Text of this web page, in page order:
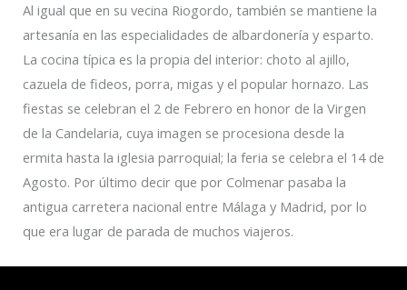
Al igual que en su vecina Riogordo, también se mantiene la
artesanía en las especialidades de albardonería y esparto.
La cocina típica es la propia del interior: choto al ajillo,
cazuela de fideos, porra, migas y el popular hornazo. Las
fiestas se celebran el 2 de Febrero en honor de la Virgen
de la Candelaria, cuya imagen se procesiona desde la
ermita hasta la iglesia parroquial; la feria se celebra el 14 de
Agosto. Por último decir que por Colmenar pasaba la
antigua carretera nacional entre Málaga y Madrid, por lo
que era lugar de parada de muchos viajeros.